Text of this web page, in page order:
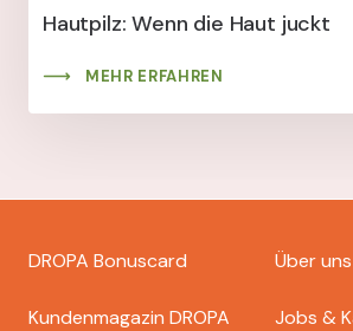
Hautpilz: Wenn die Haut juckt
MEHR ERFAHREN
Footer
dropa
DROPA Bonuscard
Kundenmagazin DROPA
Über uns
Jobs &